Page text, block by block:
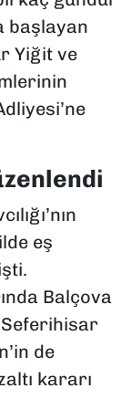
başlayan
Yiğit ve
eş
Balçova
Seferihisar
de
kararı